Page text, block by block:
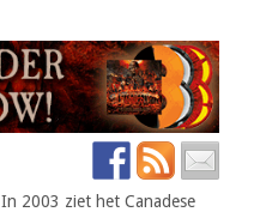
In 2003 ziet het Canadese